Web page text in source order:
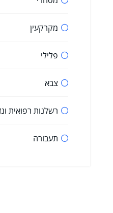
מקרקעין
פלילי
צבא
רשלנות רפואית
תעבורה